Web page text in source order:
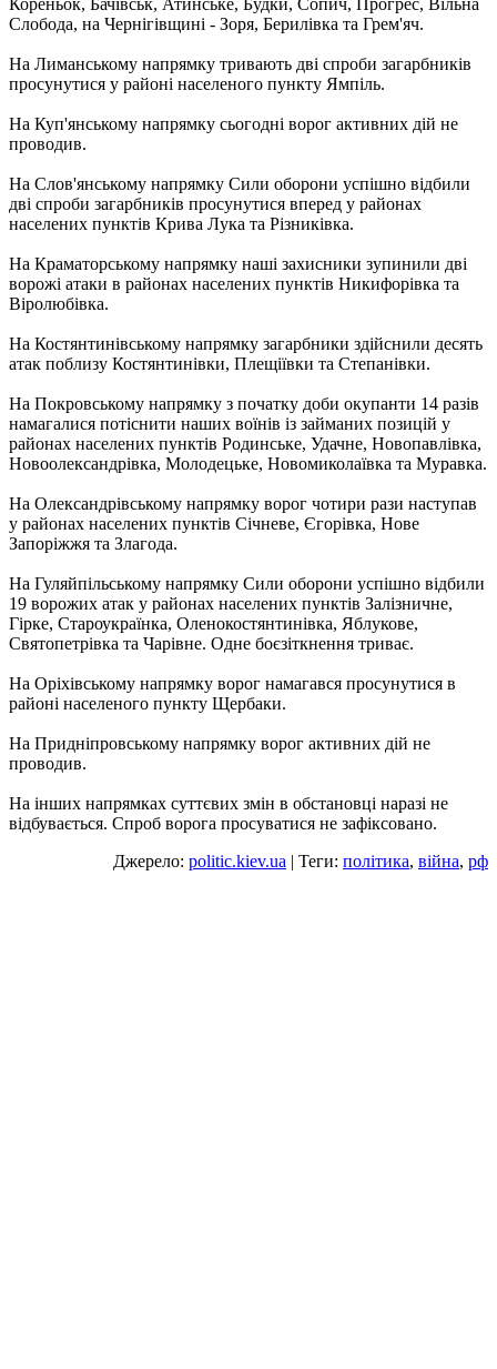
Кореньок, Бачівськ, Атинське, Будки, Сопич, Прогрес, Вільна
Слобода, на Чернігівщині - Зоря, Берилівка та Грем'яч.
На Лиманському напрямку тривають дві спроби загарбників
просунутися у районі населеного пункту Ямпіль.
На Куп'янському напрямку сьогодні ворог активних дій не
проводив.
На Слов'янському напрямку Сили оборони успішно відбили
дві спроби загарбників просунутися вперед у районах
населених пунктів Крива Лука та Різниківка.
На Краматорському напрямку наші захисники зупинили дві
ворожі атаки в районах населених пунктів Никифорівка та
Віролюбівка.
На Костянтинівському напрямку загарбники здійснили десять
атак поблизу Костянтинівки, Плещіївки та Степанівки.
На Покровському напрямку з початку доби окупанти 14 разів
намагалися потіснити наших воїнів із займаних позицій у
районах населених пунктів Родинське, Удачне, Новопавлівка,
Новоолександрівка, Молодецьке, Новомиколаївка та Муравка.
На Олександрівському напрямку ворог чотири рази наступав
у районах населених пунктів Січневе, Єгорівка, Нове
Запоріжжя та Злагода.
На Гуляйпільському напрямку Сили оборони успішно відбили
19 ворожих атак у районах населених пунктів Залізничне,
Гірке, Староукраїнка, Оленокостянтинівка, Яблукове,
Святопетрівка та Чарівне. Одне боєзіткнення триває.
На Оріхівському напрямку ворог намагався просунутися в
районі населеного пункту Щербаки.
На Придніпровському напрямку ворог активних дій не
проводив.
На інших напрямках суттєвих змін в обстановці наразі не
відбувається. Спроб ворога просуватися не зафіксовано.
Джерело: politic.kiev.ua | Теги: політика, війна, рф